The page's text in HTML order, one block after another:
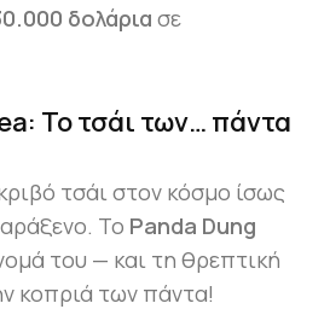
δολάρια σε
Το τσάι των… πάντα
τσάι στον κόσμο ίσως
Το Panda Dung
του — και τη θρεπτική
κοπριά των πάντα!